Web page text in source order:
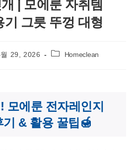
| 모에룬 자취템
그릇 뚜껑 대형
29, 2026
Post
Homeclean
모에룬 전자레인지
기 & 활용 꿀팁🍯